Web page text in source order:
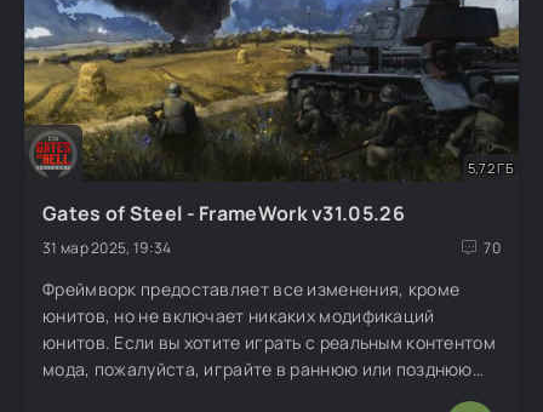
5,72 ГБ
Gates of Steel - FrameWork v31.05.26
31 мар 2025, 19:34 70
Фреймворк предоставляет все изменения, кроме
юнитов, но не включает никаких модификаций
юнитов. Если вы хотите играть с реальным контентом
мода, пожалуйста, играйте в раннюю или позднюю